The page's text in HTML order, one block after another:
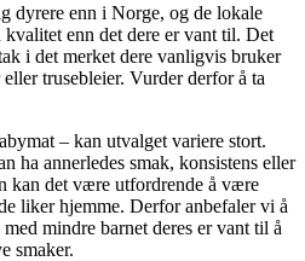
dyrere enn i Norge, og de lokale
kvalitet enn det dere er vant til. Det
i det merket dere vanligvis bruker
trusebleier. Vurder derfor å ta
– kan utvalget variere stort.
ha annerledes smak, konsistens eller
kan det være utfordrende å være
liker hjemme. Derfor anbefaler vi å
mindre barnet deres er vant til å
smaker.